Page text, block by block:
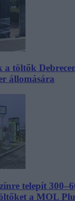
a töltők
állomására
telepít
a MOL